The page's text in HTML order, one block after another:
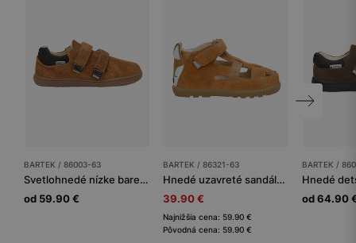
BARTEK / 86003-63
Svetlohnedé nízke barefoot topánky BARTEK 86003-63
od 59.90 €
BARTEK / 86321-63
Hnedé uzavreté sandále s líškou BARTEK 86321-63
39.90 €
Najnižšia cena: 59.90 €
Pôvodná cena: 59.90 €
BARTEK /
od 64.90